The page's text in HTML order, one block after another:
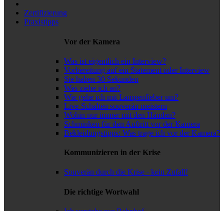
Zertifizierung
Praxistipps
Vor der Kamera
Was ist eigentlich ein Interview?
Vorbereitung auf ein Statement oder Interview
Sie haben 30 Sekunden
Was ziehe ich an?
Wie gehe ich mit Lampenfieber um?
Live-Schalten souverän meistern
Wohin nur immer mit den Händen?
Schminken für den Auftritt vor der Kamera
Bekleidungstipps: Was trage ich vor der Kamera?
Kommunizieren in der Krise
Souverän durch die Krise - kein Zufall!
Die richtige Wortwahl